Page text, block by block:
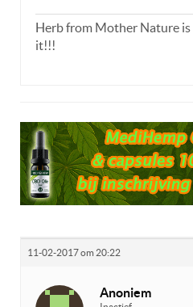
Herb from Mother Nature is
it!!!
11-02-2017 om 20:22
Anoniem